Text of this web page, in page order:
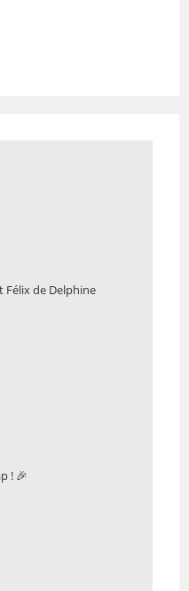
Félix de Delphine
! 🎉